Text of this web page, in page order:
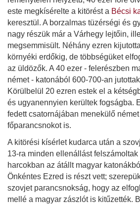
este megkísérelte a kitörést a Bécsi
keresztül. A borzalmas tüzérségi és
nagy részük már a Várhegy lejtőin,
megsemmisült. Néhány ezren
környéki erdőkig, de többségüket
az üldözők. A 40 ezer - felerészben
német - katonából 600-700-an
Körülbelül 20 ezren estek el a
és ugyanennyien kerültek fogságba.
fedett csatornájában menekülő
főparancsnokot is.
A kitörési kísérlet kudarca után a
13-ra minden ellenállást
harcokban az átállt magyar
Önkéntes Ezred is részt vett;
szovjet parancsnokság, hogy az
mellé a magyar zászlót is kitűzették.